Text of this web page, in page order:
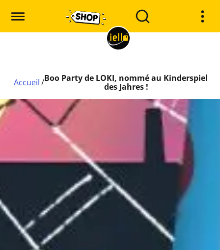
Accueil/Boo Party de LOKI, nommé au Kinderspiel
des Jahres !